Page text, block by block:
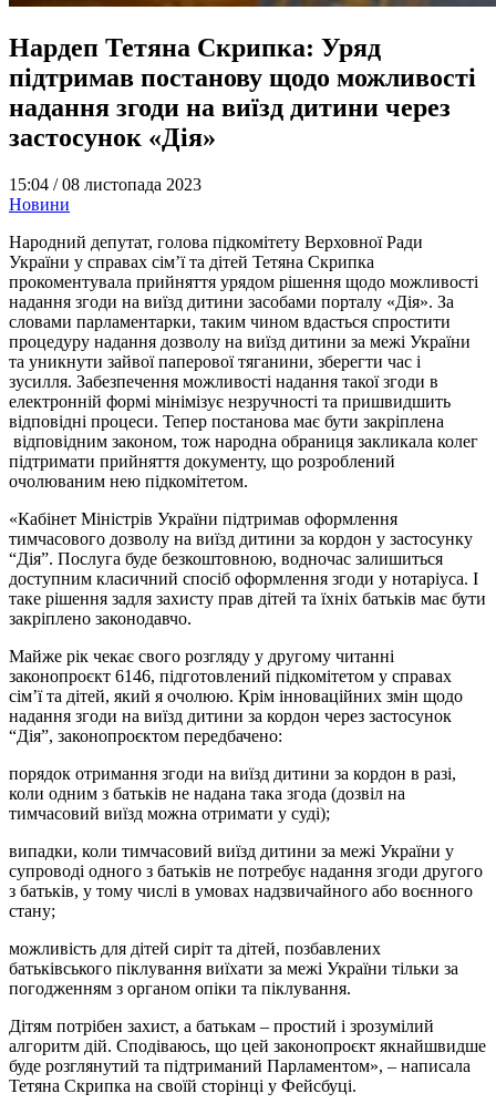
Нардеп Тетяна Скрипка: Уряд
підтримав постанову щодо можливості
надання згоди на виїзд дитини через
застосунок «Дія»
15:04 /08 листопада 2023
Новини
Народний депутат, голова підкомітету Верховної Ради
України у справах сім’ї та дітей Тетяна Скрипка
прокоментувала прийняття урядом рішення щодо можливості
надання згоди на виїзд дитини засобами порталу «Дія». За
словами парламентарки, таким чином вдасться спростити
процедуру надання дозволу на виїзд дитини за межі України
та уникнути зайвої паперової тяганини, зберегти час і
зусилля. Забезпечення можливості надання такої згоди в
електронній формі мінімізує незручності та пришвидшить
відповідні процеси. Тепер постанова має бути закріплена
відповідним законом, тож народна обраниця закликала колег
підтримати прийняття документу, що розроблений
очолюваним нею підкомітетом.
«Кабінет Міністрів України підтримав оформлення
тимчасового дозволу на виїзд дитини за кордон у застосунку
“Дія”. Послуга буде безкоштовною, водночас залишиться
доступним класичний спосіб оформлення згоди у нотаріуса. І
таке рішення задля захисту прав дітей та їхніх батьків має бути
закріплено законодавчо.
Майже рік чекає свого розгляду у другому читанні
законопроєкт 6146, підготовлений підкомітетом у справах
сім’ї та дітей, який я очолюю. Крім інноваційних змін щодо
надання згоди на виїзд дитини за кордон через застосунок
“Дія”, законопроєктом передбачено:
порядок отримання згоди на виїзд дитини за кордон в разі,
коли одним з батьків не надана така згода (дозвіл на
тимчасовий виїзд можна отримати у суді);
випадки, коли тимчасовий виїзд дитини за межі України у
супроводі одного з батьків не потребує надання згоди другого
з батьків, у тому числі в умовах надзвичайного або воєнного
стану;
можливість для дітей сиріт та дітей, позбавлених
батьківського піклування виїхати за межі України тільки за
погодженням з органом опіки та піклування.
Дітям потрібен захист, а батькам – простий і зрозумілий
алгоритм дій. Сподіваюсь, що цей законопроєкт якнайшвидше
буде розглянутий та підтриманий Парламентом», – написала
Тетяна Скрипка на своїй сторінці у Фейсбуці.